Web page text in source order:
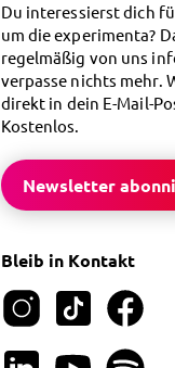
Du interessierst dich
um die experimenta?
regelmäßig von uns
verpasse nichts mehr.
direkt in dein E-Mail-
Kostenlos.
Newsletter
Bleib in Kontakt